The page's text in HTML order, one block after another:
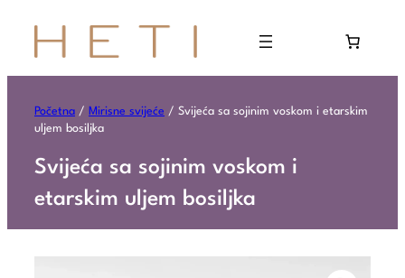
Početna / Mirisne svijeće / Svijeća sa sojinim voskom i etarskim
uljem bosiljka
Svijeća sa sojinim voskom i
etarskim uljem bosiljka